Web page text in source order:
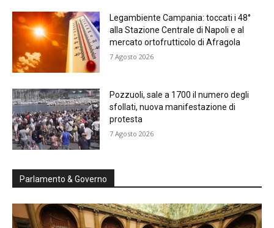
Legambiente Campania: toccati i 48°
alla Stazione Centrale di Napoli e al
mercato ortofrutticolo di Afragola
7 Agosto 2026
Pozzuoli, sale a 1700 il numero degli
sfollati, nuova manifestazione di
protesta
7 Agosto 2026
Parlamento & Governo